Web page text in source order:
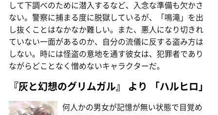
して下調べのために潜入するなど、入念な準備も欠かさ
ない。警察に捕まる度に脱獄しているが、「鳴滝」を出
し抜くことはなかなか難しい。また、悪人になり切きれ
ていない一面があるのか、自分の流儀に反する盗み方は
しない。時には怪盗の意地を通す彼女は、犯罪者であり
ながらどことなく憎めないキャラクターだ。
『灰と幻想のグリムガル』 より 「ハルヒロ」
何人かの男女が記憶が無い状態で目覚め